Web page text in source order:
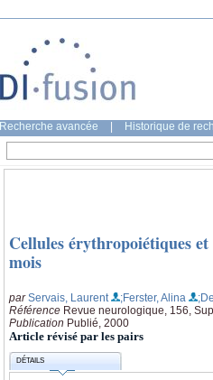
Recherche avancée Historique de
Cellules érythropoiétiques
mois
parServais, Laurent ;Ferster, Alina
Référence Revue neurologique, 156,
Publication Publié, 2000
Article révisé par les pairs
DÉTAILS